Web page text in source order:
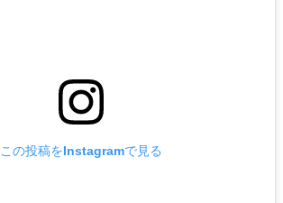
この投稿をInstagramで見る